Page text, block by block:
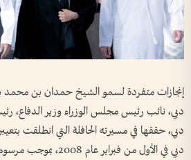
إنجازات متفردة لسمو الشيخ حمدان بن محمد
دبي، نائب رئيس مجلس الوزراء وزير الدفاع،
دبي، حققها في مسيرته الحافلة التي انطلقت
دبي في الأول من فبراير